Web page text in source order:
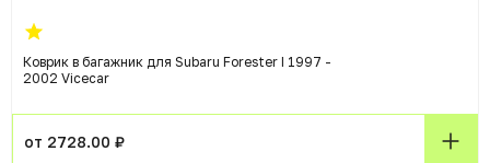
Коврик в багажник для Subaru Forester I 1997 -
2002 Vicecar
от 2728.00 ₽